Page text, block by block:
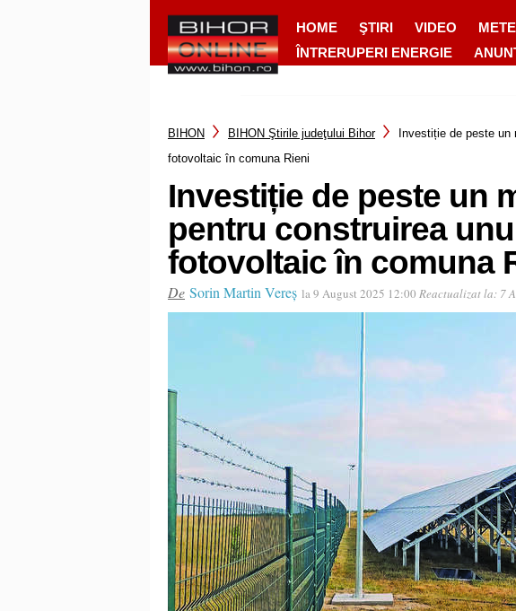
HOME ŞTIRI VIDEO
ÎNTRERUPERI ENERGIE
BIHON BIHON Ştirile judeţului Bihor
Investiție de peste un
fotovoltaic în comuna Rieni
Investiție de peste un
pentru construirea
fotovoltaic în comuna
De Sorin Martin Vereș la 9 August 2025 12:00 Reactualizat la: 7